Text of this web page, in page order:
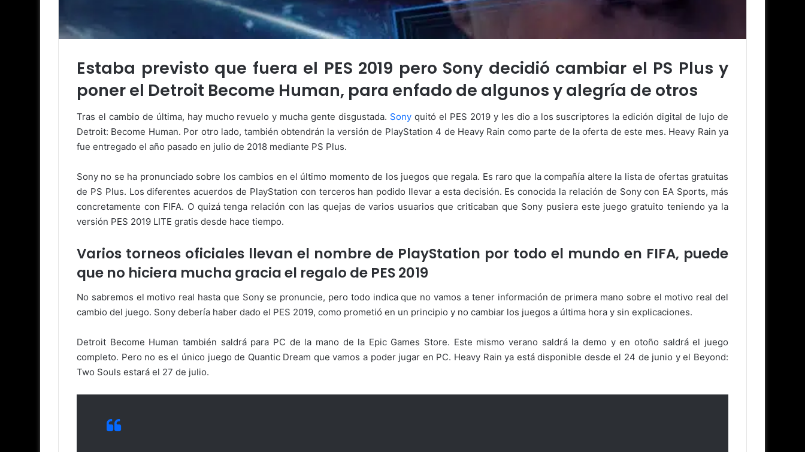
Estaba previsto que fuera el PES 2019 pero Sony decidió cambiar el PS Plus y
poner el Detroit Become Human, para enfado de algunos y alegría de otros
Tras el cambio de última, hay mucho revuelo y mucha gente disgustada. Sony quitó el PES 2019 y les dio a los suscriptores la edición digital de lujo de
Detroit: Become Human. Por otro lado, también obtendrán la versión de PlayStation 4 de Heavy Rain como parte de la oferta de este mes. Heavy Rain ya
fue entregado el año pasado en julio de 2018 mediante PS Plus.
Sony no se ha pronunciado sobre los cambios en el último momento de los juegos que regala. Es raro que la compañía altere la lista de ofertas gratuitas
de PS Plus. Los diferentes acuerdos de PlayStation con terceros han podido llevar a esta decisión. Es conocida la relación de Sony con EA Sports, más
concretamente con FIFA. O quizá tenga relación con las quejas de varios usuarios que criticaban que Sony pusiera este juego gratuito teniendo ya la
versión PES 2019 LITE gratis desde hace tiempo.
Varios torneos oficiales llevan el nombre de PlayStation por todo el mundo en FIFA, puede
que no hiciera mucha gracia el regalo de PES 2019
No sabremos el motivo real hasta que Sony se pronuncie, pero todo indica que no vamos a tener información de primera mano sobre el motivo real del
cambio del juego. Sony debería haber dado el PES 2019, como prometió en un principio y no cambiar los juegos a última hora y sin explicaciones.
Detroit Become Human también saldrá para PC de la mano de la Epic Games Store. Este mismo verano saldrá la demo y en otoño saldrá el juego
completo. Pero no es el único juego de Quantic Dream que vamos a poder jugar en PC. Heavy Rain ya está disponible desde el 24 de junio y el Beyond:
Two Souls estará el 27 de julio.